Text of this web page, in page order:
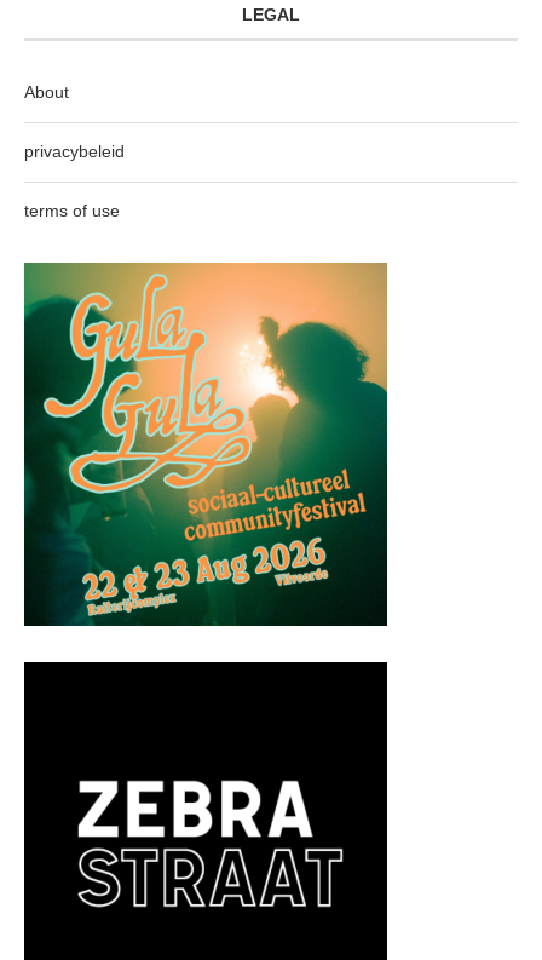
LEGAL
About
privacybeleid
terms of use